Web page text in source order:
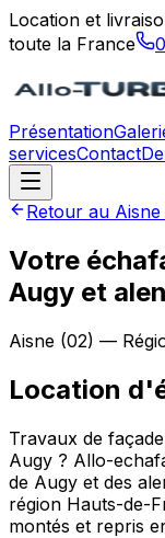
Location et
toute la France
Présentation
servicesContact
Retour au Aisne
Votre
Augy et
Aisne (02) —
Location
Travaux de
Augy ? Allo-
de Augy et des
région Hauts-de-
montés et repris